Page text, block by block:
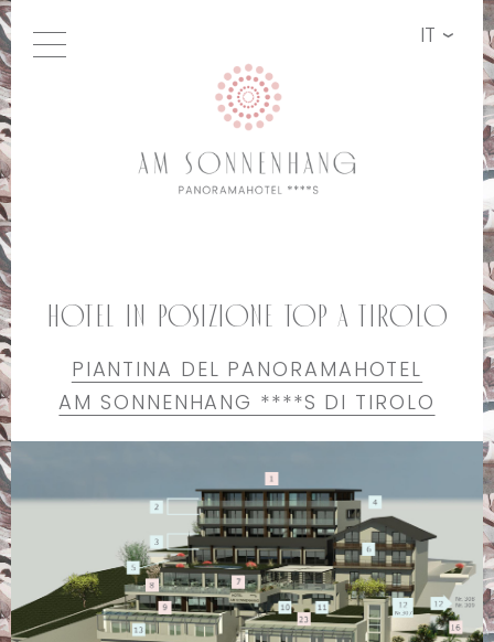
IT
Hotel in posizione top a Tirolo
PIANTINA DEL PANORAMAHOTEL
AM SONNENHANG ****S DI TIROLO